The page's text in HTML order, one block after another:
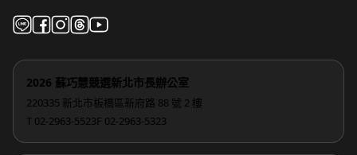
2026 蘇巧慧競選新北市長辦公室
220335 新北市板橋區新府路 88 號 2 樓
T 02-2963-5523F 02-2963-5323